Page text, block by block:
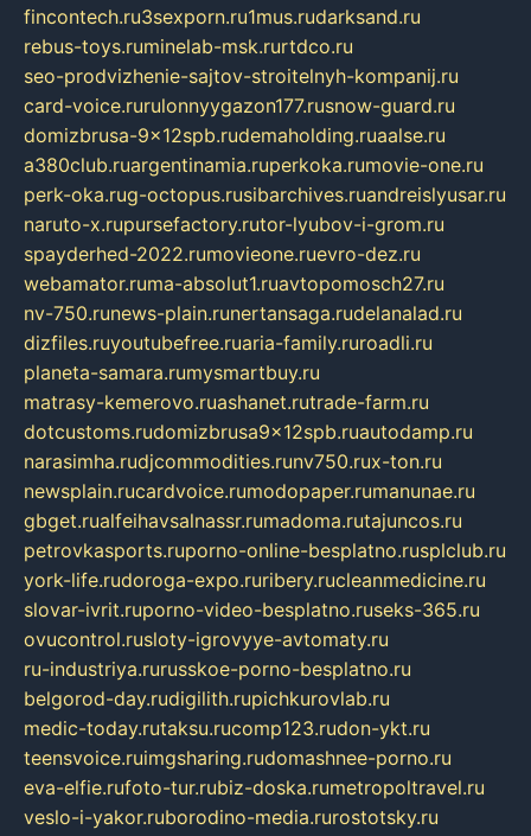
fincontech.ru3sexporn.ru1mus.rudarksand.ru
rebus-toys.ruminelab-msk.rurtdco.ru
seo-prodvizhenie-sajtov-stroitelnyh-kompanij.ru
card-voice.rurulonnyygazon177.rusnow-guard.ru
domizbrusa-9x12spb.rudemaholding.ruaalse.ru
a380club.ruargentinamia.ruperkoka.rumovie-one.ru
perk-oka.rug-octopus.rusibarchives.ruandreislyusar.ru
naruto-x.rupursefactory.rutor-lyubov-i-grom.ru
spayderhed-2022.rumovieone.ruevro-dez.ru
webamator.ruma-absolut1.ruavtopomosch27.ru
nv-750.runews-plain.runertansaga.rudelanalad.ru
dizfiles.ruyoutubefree.ruaria-family.ruroadli.ru
planeta-samara.rumysmartbuy.ru
matrasy-kemerovo.ruashanet.rutrade-farm.ru
dotcustoms.rudomizbrusa9x12spb.ruautodamp.ru
narasimha.rudjcommodities.runv750.rux-ton.ru
newsplain.rucardvoice.rumodopaper.rumanunae.ru
gbget.rualfeihavsalnassr.rumadoma.rutajuncos.ru
petrovkasports.ruporno-online-besplatno.rusplclub.ru
york-life.rudoroga-expo.ruribery.rucleanmedicine.ru
slovar-ivrit.ruporno-video-besplatno.ruseks-365.ru
ovucontrol.rusloty-igrovyye-avtomaty.ru
ru-industriya.rurusskoe-porno-besplatno.ru
belgorod-day.rudigilith.rupichkurovlab.ru
medic-today.rutaksu.rucomp123.rudon-ykt.ru
teensvoice.ruimgsharing.rudomashnee-porno.ru
eva-elfie.rufoto-tur.rubiz-doska.rumetropoltravel.ru
veslo-i-yakor.ruborodino-media.rurostotsky.ru